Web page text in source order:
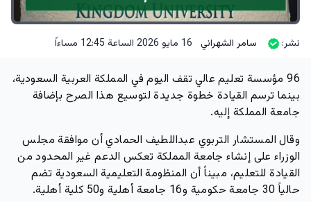
نشر: سامر الشهراني 16 مايو 2026 الساعة 12:45 مساءاً
96 مؤسسة تعليم عالي
تقف اليوم في المملكة العربية السعودية،
بينما ترسم القيادة خطوة جديدة لتوسيع هذا الصرح بإضافة
جامعة المملكة إليه.
وقال المستشار التربوي عبداللطيف الحمادي أن موافقة مجلس
الوزراء على إنشاء جامعة المملكة تعكس الدعم غير المحدودمن
القيادة للتعليم، مبيناً أن المنظومة التعليمية السعودية تضم
حالياً 30 جامعة حكومية و16 جامعة أهلية و50 كلية أهلية.